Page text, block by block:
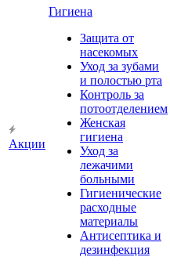
Акции
Гигиена
Защита от
насекомых
Уход за зубами
и полостью рта
Контроль за
потоотделением
Женская
гигиена
Уход за
лежачими
больными
Гигиенические
расходные
материалы
Антисептика и
дезинфекция